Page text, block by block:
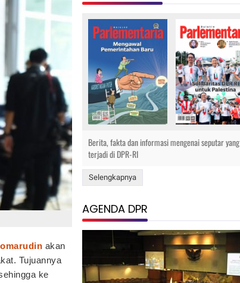
akan
Tujuannya
ke
Berita, fakta dan informasi mengenai seputar yang
terjadi di DPR-RI
Selengkapnya
AGENDA DPR